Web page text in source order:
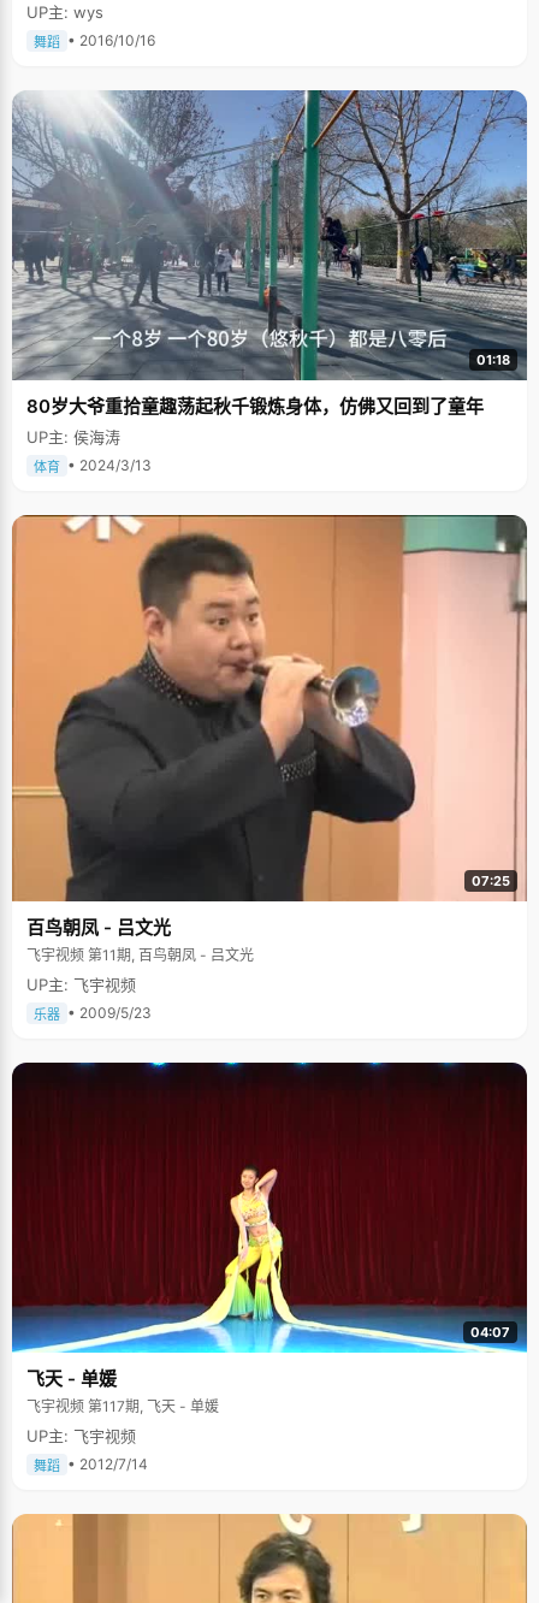
UP主: wys
舞蹈 • 2016/10/16
01:18
80岁大爷重拾童趣荡起秋千锻炼身体，仿佛又回到了童年
UP主: 侯海涛
体育 • 2024/3/13
07:25
百鸟朝凤 - 吕文光
飞宇视频 第11期, 百鸟朝凤 - 吕文光
UP主: 飞宇视频
乐器 • 2009/5/23
04:07
飞天 - 单媛
飞宇视频 第117期, 飞天 - 单媛
UP主: 飞宇视频
舞蹈 • 2012/7/14